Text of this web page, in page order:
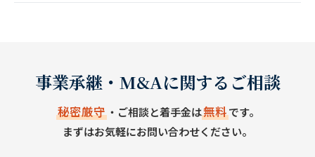
事業承継・M&Aに関するご相談
秘密厳守・ご相談と着手金は無料です。
まずはお気軽にお問い合わせください。